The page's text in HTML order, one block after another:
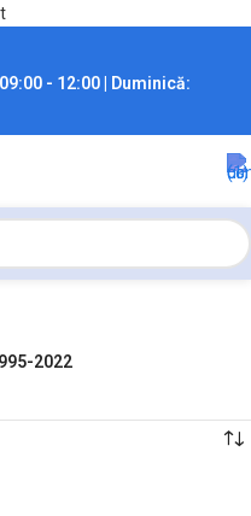
09:00 - 12:00 | Duminică:
2022